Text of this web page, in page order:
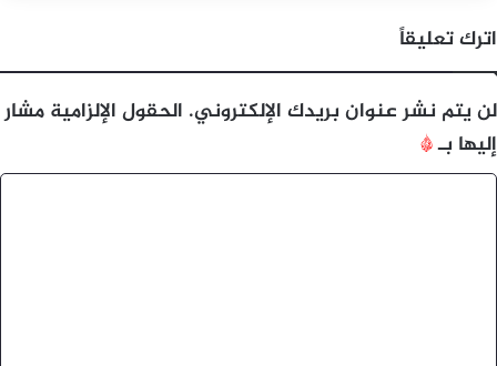
اترك تعليقاً
لن يتم نشر عنوان بريدك الإلكتروني. الحقول الإلزامية مشار
إليها بـ*